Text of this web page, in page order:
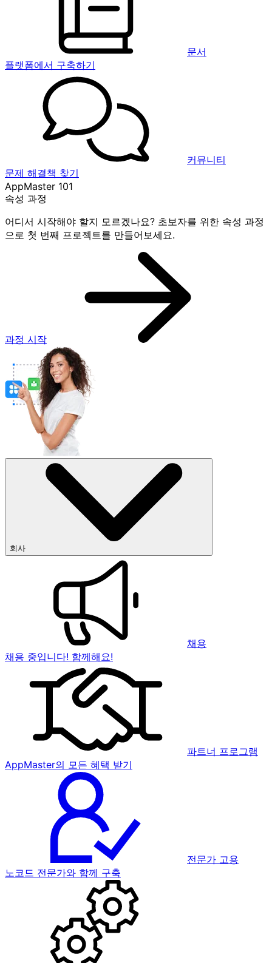
문서
플랫폼에서 구축하기
커뮤니티
문제 해결책 찾기
AppMaster 101
속성 과정
어디서 시작해야 할지 모르겠나요? 초보자를 위한 속성 과정
으로 첫 번째 프로젝트를 만들어보세요.
과정 시작
회사
채용
채용 중입니다! 함께해요!
파트너 프로그램
AppMaster의 모든 혜택 받기
전문가 고용
노코드 전문가와 함께 구축